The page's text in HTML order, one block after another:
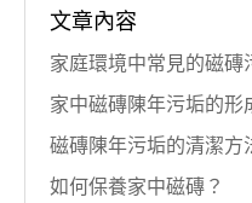
文章內容
家庭環境中常見的磁磚
家中磁磚陳年污垢的形
磁磚陳年污垢的清潔方
如何保養家中磁磚？